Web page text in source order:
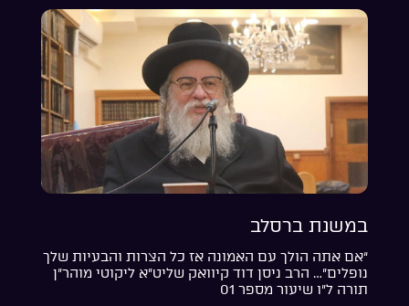
במשנת ברסלב
“אם אתה הולך עם האמונה אז כל הצרות והבעיות שלך
נופלים”… הרב ניסן דוד קיוואק שליט”א ליקוטי מוהר”ן
תורה ל”ו שיעור מספר 01